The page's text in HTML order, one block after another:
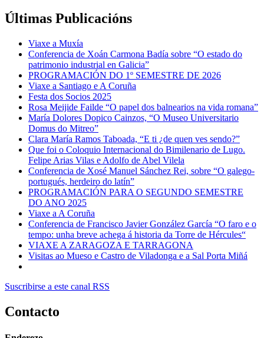
Últimas Publicacións
Viaxe a Muxía
Conferencia de Xoán Carmona Badía sobre “O estado do
patrimonio industrial en Galicia”
PROGRAMACIÓN DO 1º SEMESTRE DE 2026
Viaxe a Santiago e A Coruña
Festa dos Socios 2025
Rosa Meijide Failde “O papel dos balnearios na vida romana”
María Dolores Dopico Cainzos, “O Museo Universitario
Domus do Mitreo”
Clara María Ramos Taboada, “E ti ¿de quen ves sendo?”
Que foi o Coloquio Internacional do Bimilenario de Lugo.
Felipe Arias Vilas e Adolfo de Abel Vilela
Conferencia de Xosé Manuel Sánchez Rei, sobre “O galego-
portugués, herdeiro do latín”
PROGRAMACIÓN PARA O SEGUNDO SEMESTRE
DO ANO 2025
Viaxe a A Coruña
Conferencia de Francisco Javier González García “O faro e o
tempo: unha breve achega á historia da Torre de Hércules“
VIAXE A ZARAGOZA E TARRAGONA
Visitas ao Mueso e Castro de Viladonga e a Sal Porta Miñá
Suscribirse a este canal RSS
Contacto